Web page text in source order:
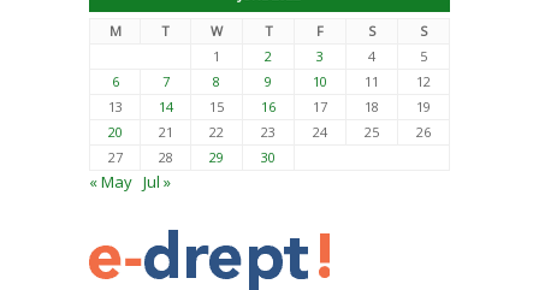
M
T W T F S
S
1
2 3 4
5
6
7 8 9 10 11
12
13
14 15 16 17 18
19
20
21 22 23 24 25
26
27
28 29 30
« May Jul »